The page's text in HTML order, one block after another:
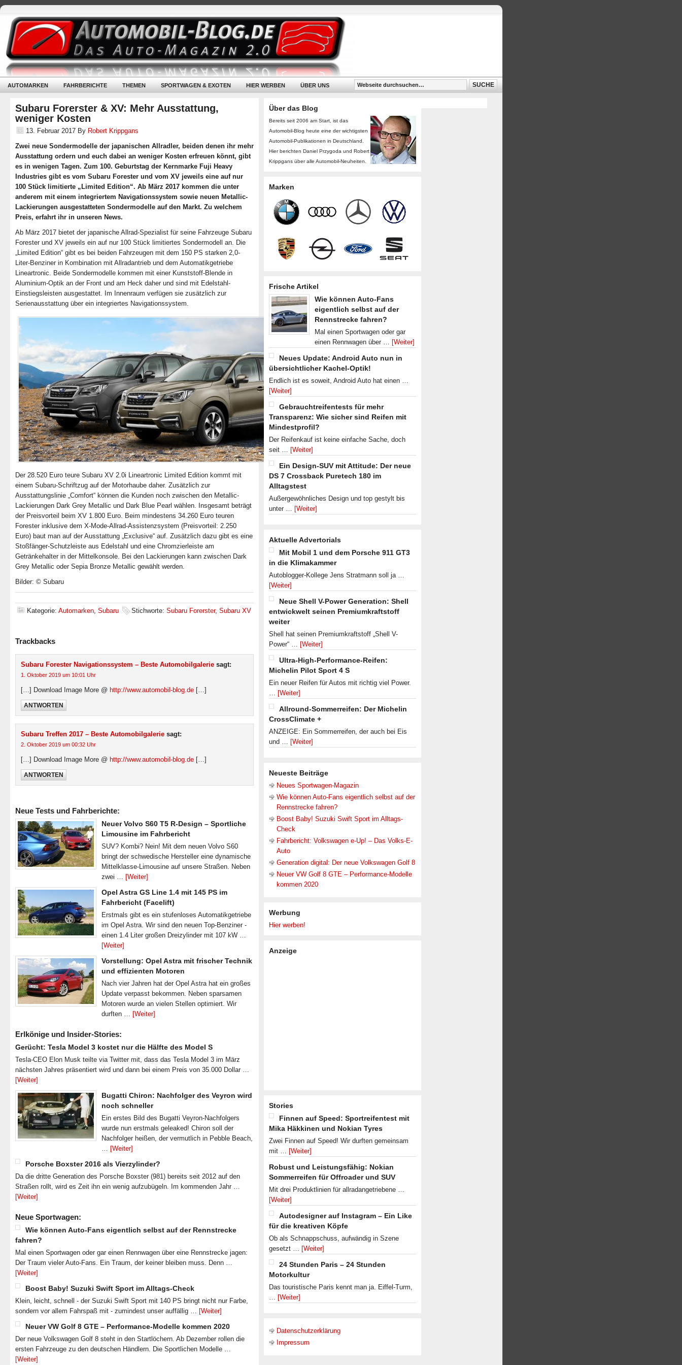
AUTOMARKEN FAHRBERICHTE THEMEN SPORTWAGEN & EXOTEN HIER WERBEN ÜBER UNS
Subaru Forerster & XV: Mehr Ausstattung,
weniger Kosten
13. Februar 2017 By Robert Krippgans
Zwei neue Sondermodelle der japanischen Allradler, beiden denen ihr mehr
Ausstattung ordern und euch dabei an weniger Kosten erfreuen könnt, gibt
es in wenigen Tagen. Zum 100. Geburtstag der Kernmarke Fuji Heavy
Industries gibt es vom Subaru Forester und vom XV jeweils eine auf nur
100 Stück limitierte „Limited Edition“. Ab März 2017 kommen die unter
anderem mit einem integriertem Navigationssystem sowie neuen Metallic-
Lackierungen ausgestatteten Sondermodelle auf den Markt. Zu welchem
Preis, erfahrt ihr in unseren News.
Ab März 2017 bietet der japanische Allrad-Spezialist für seine Fahrzeuge Subaru
Forester und XV jeweils ein auf nur 100 Stück limitiertes Sondermodell an. Die
„Limited Edition“ gibt es bei beiden Fahrzeugen mit dem 150 PS starken 2,0-
Liter-Benziner in Kombination mit Allradantrieb und dem Automatikgetriebe
Lineartronic. Beide Sondermodelle kommen mit einer Kunststoff-Blende in
Aluminium-Optik an der Front und am Heck daher und sind mit Edelstahl-
Einstiegsleisten ausgestattet. Im Innenraum verfügen sie zusätzlich zur
Serienausstattung über ein integriertes Navigationssystem.
Der 28.520 Euro teure Subaru XV 2.0i Lineartronic Limited Edition kommt mit
einem Subaru-Schriftzug auf der Motorhaube daher. Zusätzlich zur
Ausstattungslinie „Comfort“ können die Kunden noch zwischen den Metallic-
Lackierungen Dark Grey Metallic und Dark Blue Pearl wählen. Insgesamt beträgt
der Preisvorteil beim XV 1.800 Euro. Beim mindestens 34.260 Euro teuren
Forester inklusive dem X-Mode-Allrad-Assistenzsystem (Preisvorteil: 2.250
Euro) baut man auf der Ausstattung „Exclusive“ auf. Zusätzlich dazu gibt es eine
Stoßfänger-Schutzleiste aus Edelstahl und eine Chromzierleiste am
Getränkehalter in der Mittelkonsole. Bei den Lackierungen kann zwischen Dark
Grey Metallic oder Sepia Bronze Metallic gewählt werden.
Bilder: © Subaru
Kategorie: Automarken, Subaru Stichworte: Subaru Forerster, Subaru XV
Trackbacks
Subaru Forester Navigationssystem – Beste Automobilgalerie sagt:
1. Oktober 2019 um 10:01 Uhr
[…] Download Image More @ http://www.automobil-blog.de […]
ANTWORTEN
Subaru Treffen 2017 – Beste Automobilgalerie sagt:
2. Oktober 2019 um 00:32 Uhr
[…] Download Image More @ http://www.automobil-blog.de […]
ANTWORTEN
Neue Tests und Fahrberichte:
Neuer Volvo S60 T5 R-Design – Sportliche
Limousine im Fahrbericht
SUV? Kombi? Nein! Mit dem neuen Volvo S60
bringt der schwedische Hersteller eine dynamische
Mittelklasse-Limousine auf unsere Straßen. Neben
zwei … [Weiter]
Opel Astra GS Line 1.4 mit 145 PS im
Fahrbericht (Facelift)
Erstmals gibt es ein stufenloses Automatikgetriebe
im Opel Astra. Wir sind den neuen Top-Benziner -
einen 1.4 Liter großen Dreizylinder mit 107 kW …
[Weiter]
Vorstellung: Opel Astra mit frischer Technik
und effizienten Motoren
Nach vier Jahren hat der Opel Astra hat ein großes
Update verpasst bekommen. Neben sparsamen
Motoren wurde an vielen Stellen optimiert. Wir
durften … [Weiter]
Erlkönige und Insider-Stories:
Gerücht: Tesla Model 3 kostet nur die Hälfte des Model S
Tesla-CEO Elon Musk teilte via Twitter mit, dass das Tesla Model 3 im März
nächsten Jahres präsentiert wird und dann bei einem Preis von 35.000 Dollar …
[Weiter]
Bugatti Chiron: Nachfolger des Veyron wird
noch schneller
Ein erstes Bild des Bugatti Veyron-Nachfolgers
wurde nun erstmals geleaked! Chiron soll der
Nachfolger heißen, der vermutlich in Pebble Beach,
… [Weiter]
Porsche Boxster 2016 als Vierzylinder?
Da die dritte Generation des Porsche Boxster (981) bereits seit 2012 auf den
Straßen rollt, wird es Zeit ihn ein wenig aufzubügeln. Im kommenden Jahr …
[Weiter]
Neue Sportwagen:
Wie können Auto-Fans eigentlich selbst auf der Rennstrecke
fahren?
Mal einen Sportwagen oder gar einen Rennwagen über eine Rennstrecke jagen:
Der Traum vieler Auto-Fans. Ein Traum, der keiner bleiben muss. Denn …
[Weiter]
Boost Baby! Suzuki Swift Sport im Alltags-Check
Klein, leicht, schnell - der Suzuki Swift Sport mit 140 PS bringt nicht nur Farbe,
sondern vor allem Fahrspaß mit - zumindest unser auffällig … [Weiter]
Neuer VW Golf 8 GTE – Performance-Modelle kommen 2020
Der neue Volkswagen Golf 8 steht in den Startlöchern. Ab Dezember rollen die
ersten Fahrzeuge zu den deutschen Händlern. Die Sportlichen Modelle …
[Weiter]
Über das Blog
Bereits seit 2006 am Start, ist das
Automobil-Blog heute eine der wichtigsten
Automobil-Publikationen in Deutschland.
Hier berichten Daniel Przygoda und Robert
Krippgans über alle Automobil-Neuheiten.
Marken
Frische Artikel
Wie können Auto-Fans
eigentlich selbst auf der
Rennstrecke fahren?
Mal einen Sportwagen oder gar
einen Rennwagen über … [Weiter]
Neues Update: Android Auto nun in
übersichtlicher Kachel-Optik!
Endlich ist es soweit, Android Auto hat einen …
[Weiter]
Gebrauchtreifentests für mehr
Transparenz: Wie sicher sind Reifen mit
Mindestprofil?
Der Reifenkauf ist keine einfache Sache, doch
seit … [Weiter]
Ein Design-SUV mit Attitude: Der neue
DS 7 Crossback Puretech 180 im
Alltagstest
Außergewöhnliches Design und top gestylt bis
unter … [Weiter]
Aktuelle Advertorials
Mit Mobil 1 und dem Porsche 911 GT3
in die Klimakammer
Autoblogger-Kollege Jens Stratmann soll ja …
[Weiter]
Neue Shell V-Power Generation: Shell
entwickwelt seinen Premiumkraftstoff
weiter
Shell hat seinen Premiumkraftstoff „Shell V-
Power“ … [Weiter]
Ultra-High-Performance-Reifen:
Michelin Pilot Sport 4 S
Ein neuer Reifen für Autos mit richtig viel Power.
… [Weiter]
Allround-Sommerreifen: Der Michelin
CrossClimate +
ANZEIGE: Ein Sommerreifen, der auch bei Eis
und … [Weiter]
Neueste Beiträge
Neues Sportwagen-Magazin
Wie können Auto-Fans eigentlich selbst auf der
Rennstrecke fahren?
Boost Baby! Suzuki Swift Sport im Alltags-
Check
Fahrbericht: Volkswagen e-Up! – Das Volks-E-
Auto
Generation digital: Der neue Volkswagen Golf 8
Neuer VW Golf 8 GTE – Performance-Modelle
kommen 2020
Werbung
Hier werben!
Anzeige
Stories
Finnen auf Speed: Sportreifentest mit
Mika Häkkinen und Nokian Tyres
Zwei Finnen auf Speed! Wir durften gemeinsam
mit … [Weiter]
Robust und Leistungsfähig: Nokian
Sommerreifen für Offroader und SUV
Mit drei Produktlinien für allradangetriebene …
[Weiter]
Autodesigner auf Instagram – Ein Like
für die kreativen Köpfe
Ob als Schnappschuss, aufwändig in Szene
gesetzt … [Weiter]
24 Stunden Paris – 24 Stunden
Motorkultur
Das touristische Paris kennt man ja. Eiffel-Turm,
… [Weiter]
Datenschutzerklärung
Impressum